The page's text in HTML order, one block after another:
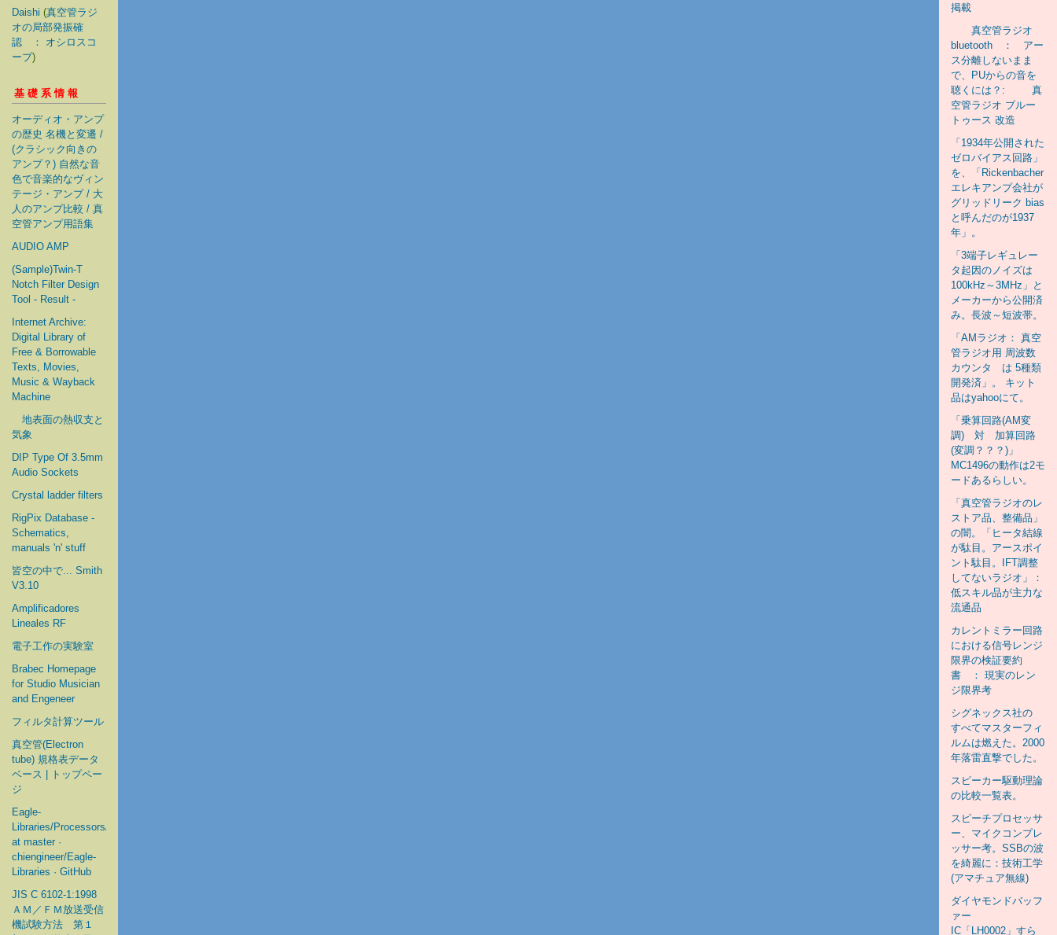
Daishi (真空管ラジ
オの局部発振確
認 ： オシロスコ
ープ)
基礎系情報
オーディオ・アンプ
の歴史 名機と変遷 /
(クラシック向きの
アンプ？) 自然な音
色で音楽的なヴィン
テージ・アンプ / 大
人のアンプ比較 / 真
空管アンプ用語集
AUDIO AMP
(Sample)Twin-T
Notch Filter Design
Tool - Result -
Internet Archive:
Digital Library of
Free & Borrowable
Texts, Movies,
Music & Wayback
Machine
地表面の熱収支と
気象
DIP Type Of 3.5mm
Audio Sockets
Crystal ladder filters
RigPix Database -
Schematics,
manuals 'n' stuff
皆空の中で... Smith
V3.10
Amplificadores
Lineales RF
電子工作の実験室
Brabec Homepage
for Studio Musician
and Engeneer
フィルタ計算ツール
真空管(Electron
tube) 規格表データ
ベース | トップペー
ジ
Eagle-
Libraries/Processors/Microchip
at master ·
chiengineer/Eagle-
Libraries · GitHub
JIS C 6102-1:1998
ＡＭ／ＦＭ放送受信
機試験方法 第１
掲載
真空管ラジオ
bluetooth ： アー
ス分離しないまま
で、PUからの音を
聴くには？: 真
空管ラジオ ブルー
トゥース 改造
「1934年公開された
ゼロバイアス回路」
を、「Rickenbacher
エレキアンプ会社が
グリッドリーク bias
と呼んだのが1937
年」。
「3端子レギュレー
タ起因のノイズは
100kHz～3MHz」と
メーカーから公開済
み。長波～短波帯。
「AMラジオ： 真空
管ラジオ用 周波数
カウンタ は 5種類
開発済」。 キット
品はyahooにて。
「乗算回路(AM変
調) 対 加算回路
(変調？？？)」
MC1496の動作は2モ
ードあるらしい。
「真空管ラジオのレ
ストア品、整備品」
の闇。「ヒータ結線
が駄目。アースポイ
ント駄目。IFT調整
してないラジオ」：
低スキル品が主力な
流通品
カレントミラー回路
における信号レンジ
限界の検証要約
書 ： 現実のレン
ジ限界考
シグネックス社の
すべてマスターフィ
ルムは燃えた。2000
年落雷直撃でした。
スピーカー駆動理論
の比較一覧表。
スピーチプロセッサ
ー、マイクコンプレ
ッサー考。SSBの波
を綺麗に：技術工学
(アマチュア無線)
ダイヤモンドバッフ
ァー
IC「LH0002」すら